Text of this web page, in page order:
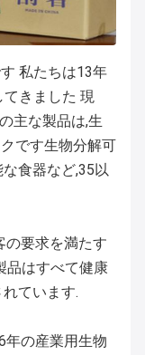
私たちは13年
きました 現
主な製品は,生
です生物分解可
食器など,35以
の要求を満たす
品はすべて健康
ています.
年の産業用生物